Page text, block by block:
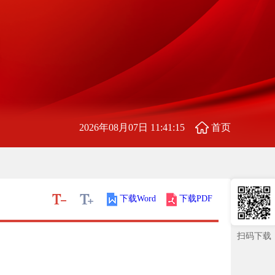
2026年08月07日 11:41:16 首页
下载Word 下载PDF
扫码下载